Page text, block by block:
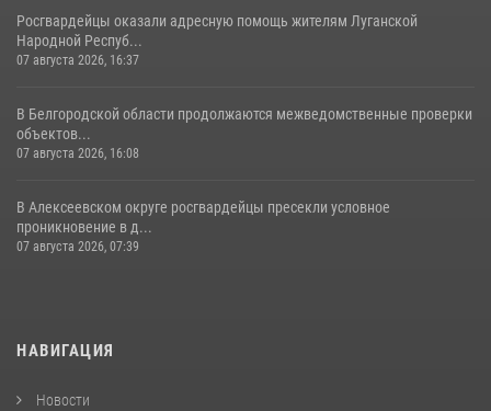
Росгвардейцы оказали адресную помощь жителям Луганской
Народной Респуб...
07 августа 2026, 16:37
В Белгородской области продолжаются межведомственные проверки
объектов...
07 августа 2026, 16:08
В Алексеевском округе росгвардейцы пресекли условное
проникновение в д...
07 августа 2026, 07:39
НАВИГАЦИЯ
Новости